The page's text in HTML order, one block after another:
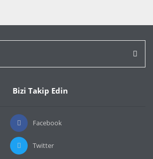
Bizi Takip Edin
Facebook
Twitter